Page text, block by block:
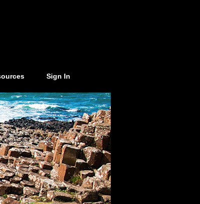
Sign In